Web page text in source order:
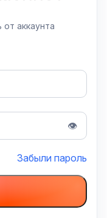
аккаунта
👁
Забыли пароль